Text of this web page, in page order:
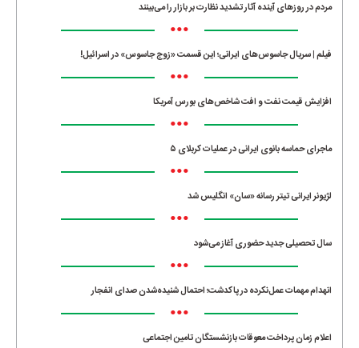
مردم در روزهای آینده آثار تشدید نظارت بر بازار را می‌بینند
•••
فیلم | سریال جاسوس‌های ایرانی؛ این قسمت «زوج جاسوس» در اسرائیل!
•••
افزایش قیمت نفت و افت شاخص‌های بورس آمریکا
•••
ماجرای حماسه‌ بانوی ایرانی در عملیات کربلای ۵
•••
لژیونر ایرانی تیتر رسانه «سان» انگلیس شد
•••
سال تحصیلی جدید حضوری آغاز می‌شود
•••
انهدام مهمات عمل‌نکرده در پاکدشت؛ احتمال شنیده‌شدن صدای انفجار
•••
اعلام زمان پرداخت معوقات بازنشستگان تامین اجتماعی